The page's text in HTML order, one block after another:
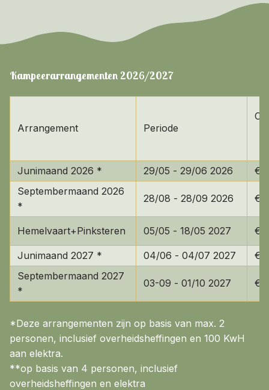
Kampeerarrangementen 2026/2027
Arrangement Periode
Junimaand 2026 * 29/05 - 29/06 2026
€
Septembermaand 2026
*
28/08 - 28/09 2026 €
Hemelvaart+Pinksteren 05/05 - 18/05 2027 €
Junimaand 2027 * 04/06 - 04/07 2027
€
Septembermaand 2027
*
03-09 - 01/10 2027 €
*Deze arrangementen zijn op basis van max. 2
personen, inclusief overheidsheffingen en 100 KwH
aan elektra.
**op basis van 4 personen, inclusief
overheidsheffingen en elektra